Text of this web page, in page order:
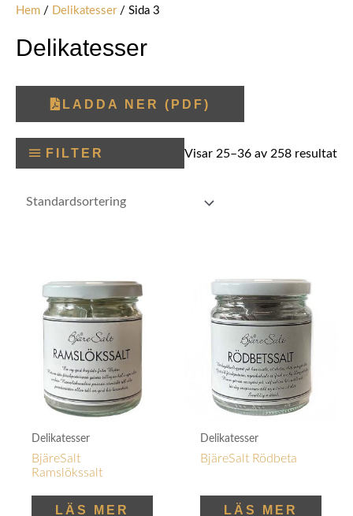
Hem / Delikatesser/ Sida 3
Delikatesser
LADDA NER (PDF)
FILTER Visar 25–36 av 258 resultat
Delikatesser
BjäreSalt
Ramslökssalt
LÄS MER
Delikatesser
BjäreSalt Rödbeta
LÄS MER